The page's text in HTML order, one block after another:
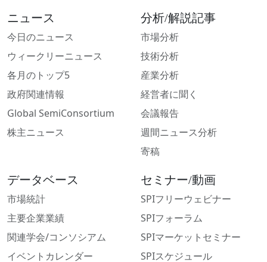
ニュース
今日のニュース
ウィークリーニュース
各月のトップ5
政府関連情報
Global SemiConsortium
株主ニュース
分析/解説記事
市場分析
技術分析
産業分析
経営者に聞く
会議報告
週間ニュース分析
寄稿
データベース
市場統計
主要企業業績
関連学会/コンソシアム
イベントカレンダー
セミナー/動画
SPIフリーウェビナー
SPIフォーラム
SPIマーケットセミナー
SPIスケジュール